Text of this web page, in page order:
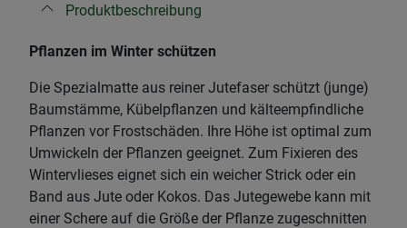
Produktbeschreibung
Pflanzen im Winter schützen
Die Spezialmatte aus reiner Jutefaser schützt (junge)
Baumstämme, Kübelpflanzen und kälteempfindliche
Pflanzen vor Frostschäden. Ihre Höhe ist optimal zum
Umwickeln der Pflanzen geeignet. Zum Fixieren des
Wintervlieses eignet sich ein weicher Strick oder ein
Band aus Jute oder Kokos. Das Jutegewebe kann mit
einer Schere auf die Größe der Pflanze zugeschnitten